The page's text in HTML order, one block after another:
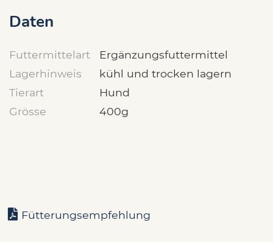
Daten
Futtermittelart
Ergänzungsfuttermittel
Lagerhinweis
kühl und trocken lagern
Tierart
Hund
Grösse
400g
Fütterungsempfehlung